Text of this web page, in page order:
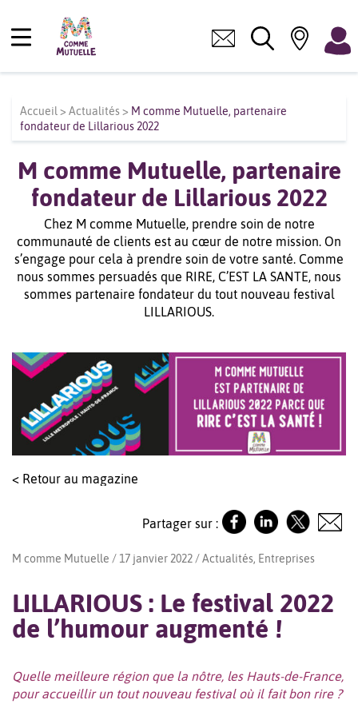
Accueil > Actualités> M comme Mutuelle, partenaire
fondateur de Lillarious 2022
M comme Mutuelle, partenaire
fondateur de Lillarious 2022
Chez M comme Mutuelle, prendre soin de notre
communauté de clients est au cœur de notre mission. On
s’engage pour cela à prendre soin de votre santé. Comme
nous sommes persuadés que RIRE, C’EST LA SANTE, nous
sommes partenaire fondateur du tout nouveau festival
LILLARIOUS.
< Retour au magazine
Partager sur :
M comme Mutuelle / 17 janvier 2022 /Actualités, Entreprises
LILLARIOUS : Le festival 2022
de l’humour augmenté !
Quelle meilleure région que la nôtre, les Hauts-de-France,
pour accueillir un tout nouveau festival où il fait bon rire ?